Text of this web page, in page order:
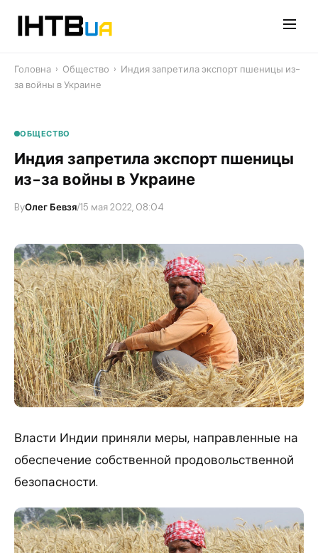
Головна › Общество › Индия запретила экспорт пшеницы из-
за войны в Украине
ОБЩЕСТВО
Индия запретила экспорт пшеницы
из-за войны в Украине
ByОлег Бевзя/15 мая 2022, 08:04
Власти Индии приняли меры, направленные на
обеспечение собственной продовольственной
безопасности.